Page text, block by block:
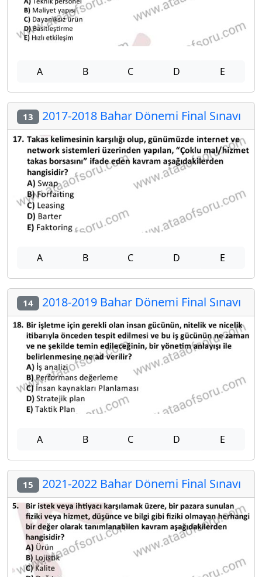
A B C D E
13 2017-2018 Bahar Dönemi Final Sınavı
A B C D E
14 2018-2019 Bahar Dönemi Final Sınavı
A B C D E
15 2021-2022 Bahar Dönemi Final Sınavı